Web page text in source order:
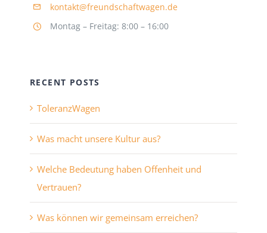
kontakt@freundschaftwagen.de
Montag – Freitag: 8:00 – 16:00
RECENT POSTS
ToleranzWagen
Was macht unsere Kultur aus?
Welche Bedeutung haben Offenheit und
Vertrauen?
Was können wir gemeinsam erreichen?